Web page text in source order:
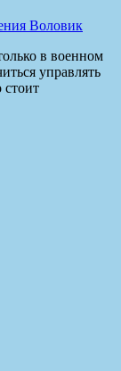
Воловик
в военном
управлять
стоит